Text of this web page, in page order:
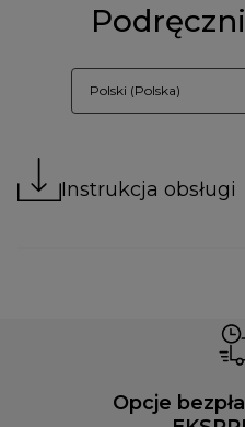
Polski (Polska)
Instrukcja obsługi
Opcje